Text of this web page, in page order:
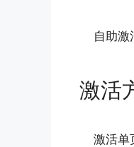
自助激
激活
激活单